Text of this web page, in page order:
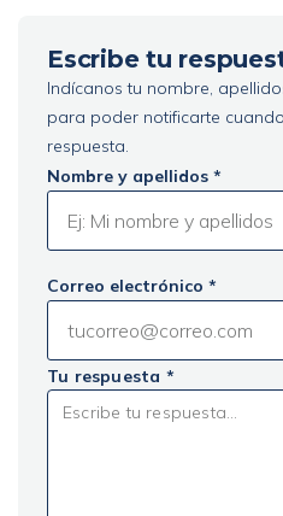
Escribe tu
Indícanos tu nombre,
para poder notificarte
respuesta.
Nombre y apellidos *
Correo electrónico *
Tu respuesta *